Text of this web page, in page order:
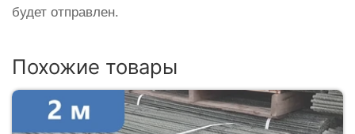
будет отправлен.
Похожие товары